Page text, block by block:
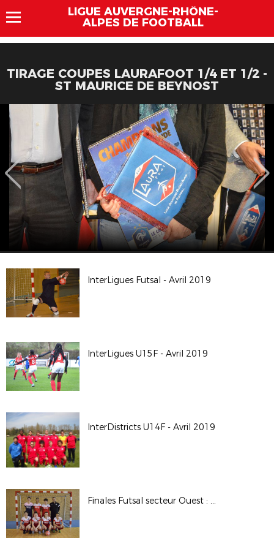
LIGUE AUVERGNE-RHÔNE-
ALPES DE FOOTBALL
TIRAGE COUPES LAURAFOOT 1/4 ET 1/2 -
ST MAURICE DE BEYNOST
InterLigues Futsal - Avril 2019
InterLigues U15F - Avril 2019
InterDistricts U14F - Avril 2019
Finales Futsal secteur Ouest : U15F et seniors F